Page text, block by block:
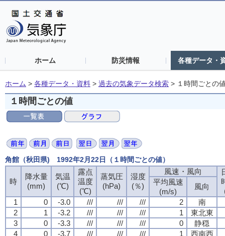
ホーム 防災情報 各種データ・
ホーム > 各種データ・資料 > 過去の気象データ検索 > １時間ごとの
１時間ごとの値
角館（秋田県) 1992年2月22日（１時間ごとの値）
時
降水量
(mm)
気温
(℃)
露点
温度
(℃)
蒸気圧
(hPa)
湿度
(％)
風速・風向
平均風速
(m/s)
風向
1
0 -3.0 /// /// /// 2
南
2
1 -3.2 /// /// /// 1
東北東
3
0 -3.3 /// /// /// 0
静穏
4
0 -3.7 /// /// /// 1
西南西